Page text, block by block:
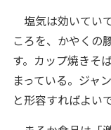
塩気は効いてい
ころを、かやくの
す。カップ焼きそ
まっている。ジャ
と形容すればよい